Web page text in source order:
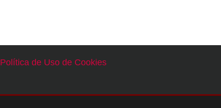
Política de Uso de Cookies